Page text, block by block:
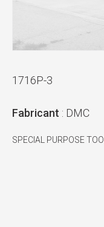
1716P-3
Fabricant : DMC
SPECIAL PURPOSE TOOL